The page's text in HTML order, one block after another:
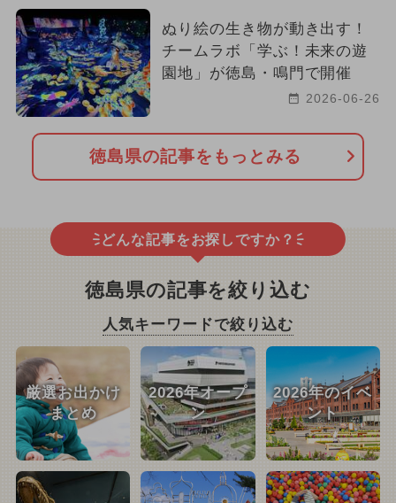
ぬり絵の生き物が動き出す！
チームラボ「学ぶ！未来の遊
園地」が徳島・鳴門で開催
2026-06-26
徳島県の記事をもっとみる
どんな記事をお探しですか？
徳島県の記事を絞り込む
人気キーワードで絞り込む
厳選お出かけ
まとめ
2026年オープ
ン
2026年のイベ
ント